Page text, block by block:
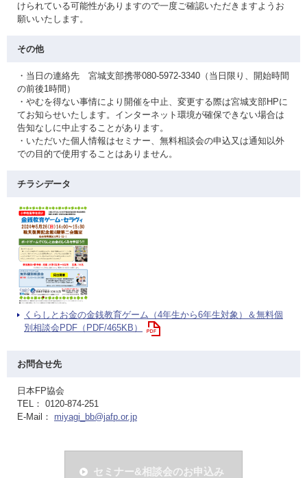
けられている可能性がありますので一度ご確認いただきますようお
願いいたします。
その他
・当日の連絡先 宮城支部携帯080-5972-3340（当日限り、開始時間
の前後1時間）
・やむを得ない事情により開催を中止、変更する際は宮城支部HPに
てお知らせいたします。インターネット環境が確保できない場合は
告知なしに中止することがあります。
・いただいた個人情報はセミナー、無料相談会の申込又は通知以外
での目的で使用することはありません。
チラシデータ
くらしとお金の金銭教育ゲーム（4年生から6年生対象）＆無料個
別相談会PDF（PDF/465KB）
お問合せ先
日本FP協会
TEL： 0120-874-251
E-Mail： miyagi_bb@jafp.or.jp
セミナー&相談会のお申込み